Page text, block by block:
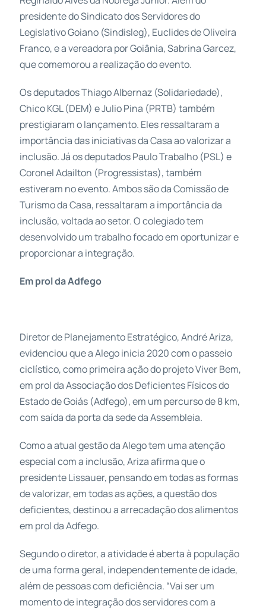
presidente do Sindicato dos Servidores do
Legislativo Goiano (Sindisleg), Euclides de Oliveira
Franco, e a vereadora por Goiânia, Sabrina Garcez,
que comemorou a realização do evento.
Os deputados Thiago Albernaz (Solidariedade),
Chico KGL (DEM) e Julio Pina (PRTB) também
prestigiaram o lançamento. Eles ressaltaram a
importância das iniciativas da Casa ao valorizar a
inclusão. Já os deputados Paulo Trabalho (PSL) e
Coronel Adailton (Progressistas), também
estiveram no evento. Ambos são da Comissão de
Turismo da Casa, ressaltaram a importância da
inclusão, voltada ao setor. O colegiado tem
desenvolvido um trabalho focado em oportunizar e
proporcionar a integração.
Em prol da Adfego
Diretor de Planejamento Estratégico, André Ariza,
evidenciou que a Alego inicia 2020 com o passeio
ciclístico, como primeira ação do projeto Viver Bem,
em prol da Associação dos Deficientes Físicos do
Estado de Goiás (Adfego), em um percurso de 8 km,
com saída da porta da sede da Assembleia.
Como a atual gestão da Alego tem uma atenção
especial com a inclusão, Ariza afirma que o
presidente Lissauer, pensando em todas as formas
de valorizar, em todas as ações, a questão dos
deficientes, destinou a arrecadação dos alimentos
em prol da Adfego.
Segundo o diretor, a atividade é aberta à população
de uma forma geral, independentemente de idade,
além de pessoas com deficiência. “Vai ser um
momento de integração dos servidores com a